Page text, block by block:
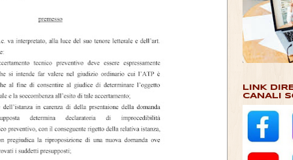
LINK
CANALI